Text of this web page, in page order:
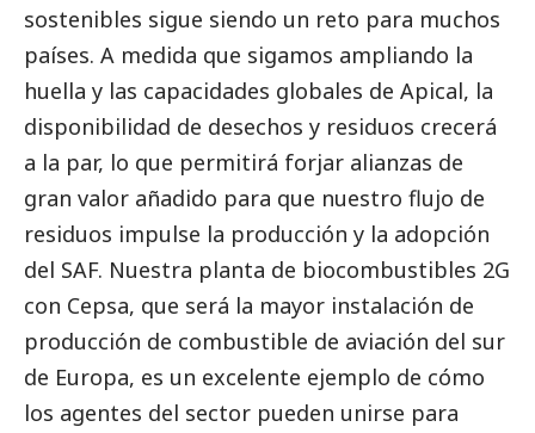
sostenibles sigue siendo un reto para muchos
países. A medida que sigamos ampliando la
huella y las capacidades globales de Apical, la
disponibilidad de desechos y residuos crecerá
a la par, lo que permitirá forjar alianzas de
gran valor añadido para que nuestro flujo de
residuos impulse la producción y la adopción
del SAF. Nuestra planta de biocombustibles 2G
con Cepsa, que será la mayor instalación de
producción de combustible de aviación del sur
de Europa, es un excelente ejemplo de cómo
los agentes del sector pueden unirse para